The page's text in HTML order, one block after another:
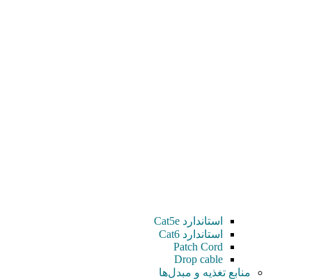
استاندارد Cat5e
استاندارد Cat6
Patch Cord
Drop cable
منابع تغذیه و مبدل‌ها